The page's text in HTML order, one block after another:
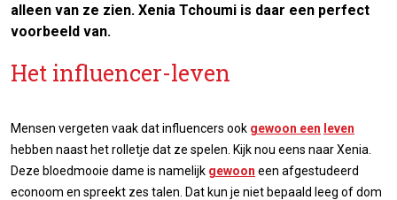
alleen van ze zien. Xenia Tchoumi is daar een perfect
voorbeeld van.
Het influencer-leven
Mensen vergeten vaak dat influencers ook gewoon een leven
hebben naast het rolletje dat ze spelen. Kijk nou eens naar Xenia.
Deze bloedmooie dame is namelijk gewoon een afgestudeerd
econoom en spreekt zes talen. Dat kun je niet bepaald leeg of dom